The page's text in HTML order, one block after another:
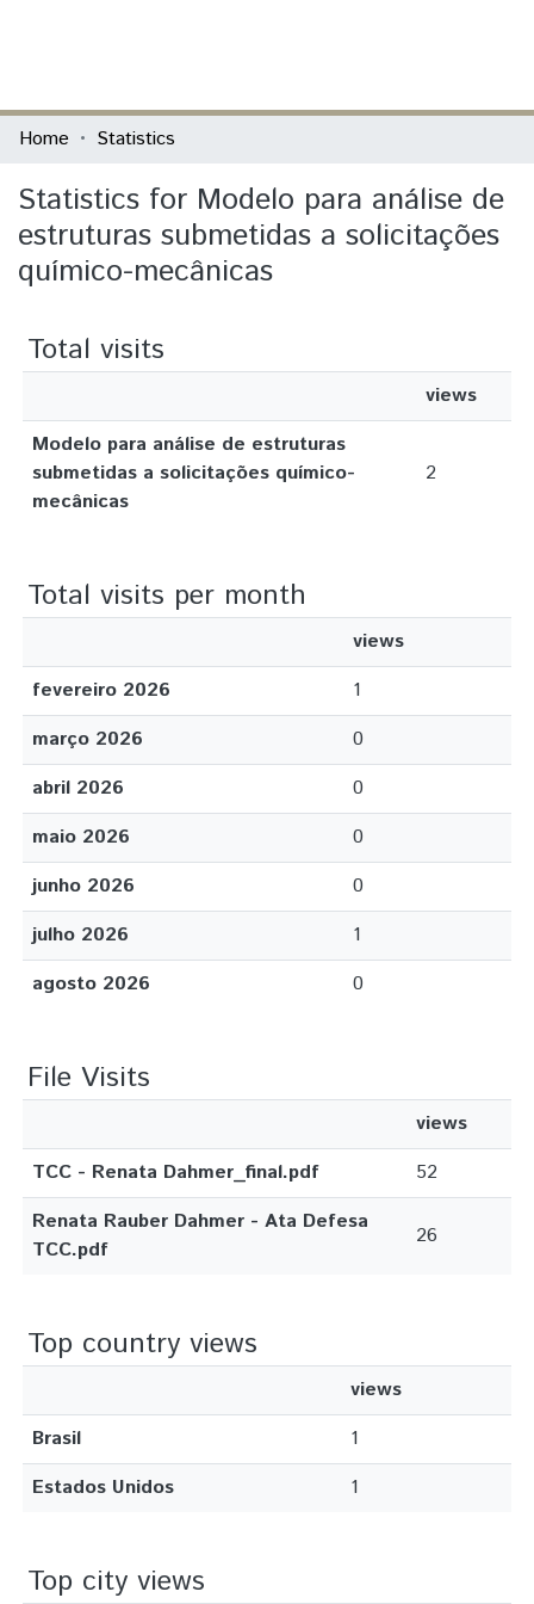
Communities & Collections
All of DSpace
Home Statistics
Statistics for Modelo para análise de
estruturas submetidas a solicitações
químico-mecânicas
Total visits
views
Modelo para análise de estruturas
submetidas a solicitações químico-
mecânicas
2
Total visits per month
views
fevereiro 2026
1
março 2026
0
abril 2026
0
maio 2026
0
junho 2026
0
julho 2026
1
agosto 2026
0
File Visits
views
TCC - Renata Dahmer_final.pdf
52
Renata Rauber Dahmer - Ata Defesa
TCC.pdf
26
Top country views
views
Brasil
1
Estados Unidos
1
Top city views